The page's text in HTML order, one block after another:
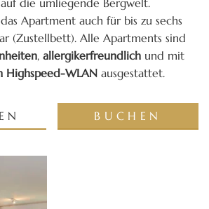
die umliegende Bergwelt.
Apartment auch für bis zu sechs
(Zustellbett). Alle Apartments sind
, allergikerfreundlich und mit
Highspeed-WLAN ausgestattet.
BUCHEN